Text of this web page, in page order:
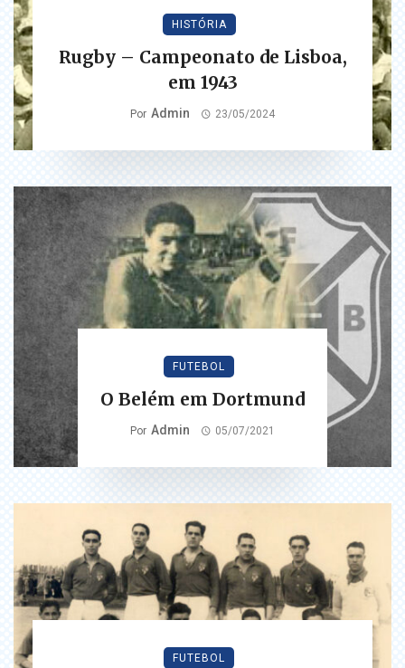
HISTÓRIA
Rugby – Campeonato de Lisboa,
em 1943
Por Admin 23/05/2024
FUTEBOL
O Belém em Dortmund
Por Admin 05/07/2021
FUTEBOL